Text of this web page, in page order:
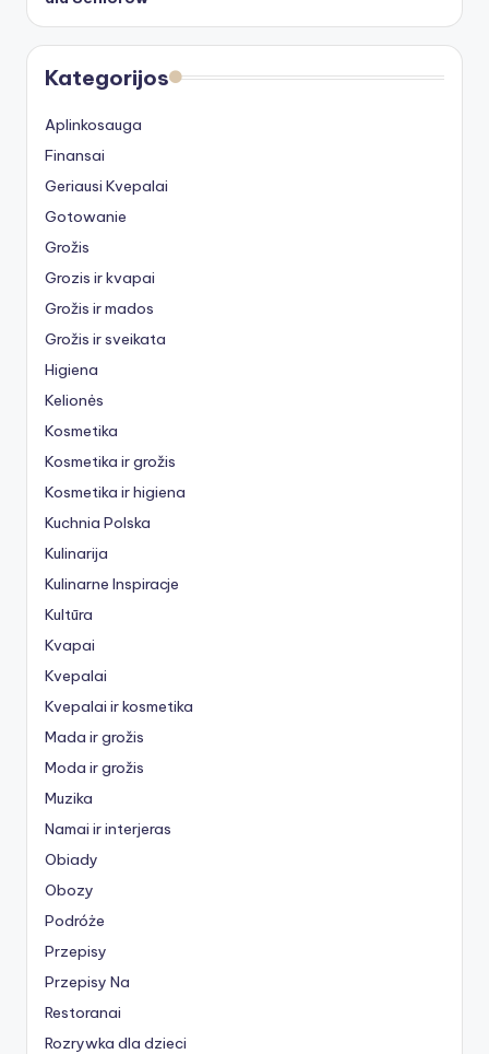
Kategorijos
Aplinkosauga
Finansai
Geriausi Kvepalai
Gotowanie
Grožis
Grozis ir kvapai
Grožis ir mados
Grožis ir sveikata
Higiena
Kelionės
Kosmetika
Kosmetika ir grožis
Kosmetika ir higiena
Kuchnia Polska
Kulinarija
Kulinarne Inspiracje
Kultūra
Kvapai
Kvepalai
Kvepalai ir kosmetika
Mada ir grožis
Moda ir grožis
Muzika
Namai ir interjeras
Obiady
Obozy
Podróże
Przepisy
Przepisy Na
Restoranai
Rozrywka dla dzieci